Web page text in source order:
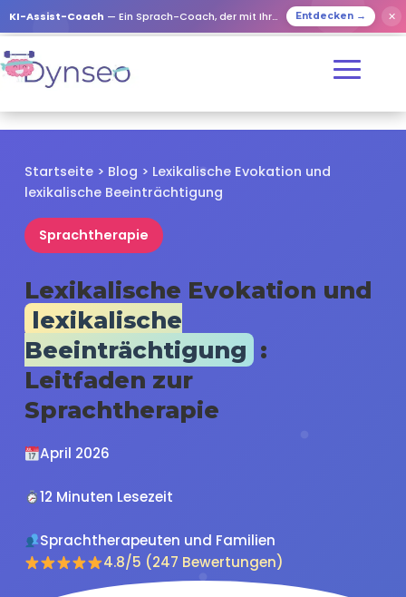
KI-Assist-Coach — Ein Sprach-Coach, der mit Ihren Lieben spielt Entdecken → ✕
Startseite > Blog > Lexikalische Evokation und
lexikalische Beeinträchtigung
Sprachtherapie
Lexikalische Evokation und
lexikalische
Beeinträchtigung :
Leitfaden zur
Sprachtherapie
April 2026
12 Minuten Lesezeit
Sprachtherapeuten und Familien
4.8/5 (247 Bewertungen)